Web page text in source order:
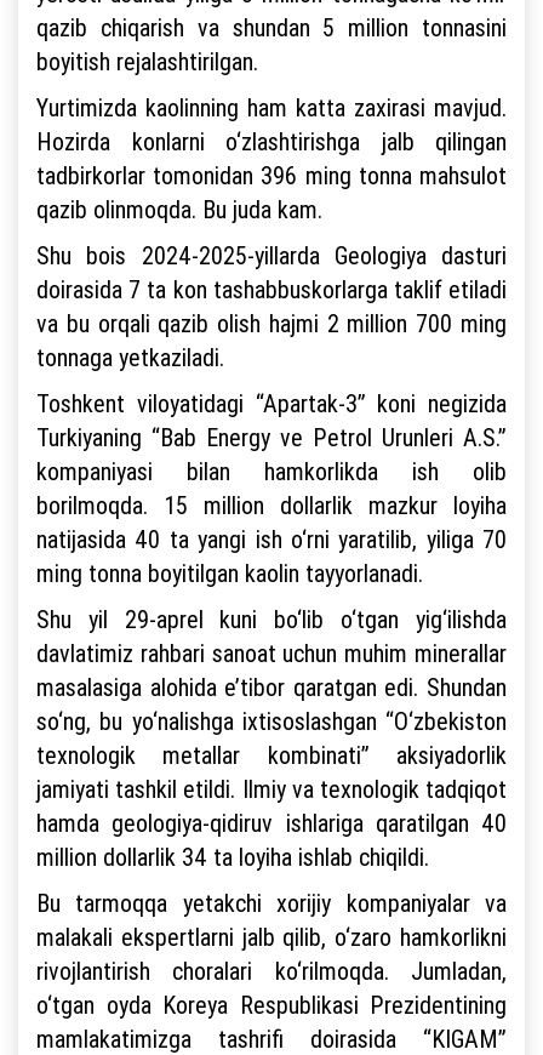
qazib chiqarish va shundan 5 million tonnasini
boyitish rejalashtirilgan.
Yurtimizda kaolinning ham katta zaxirasi mavjud.
Hozirda konlarni o‘zlashtirishga jalb qilingan
tadbirkorlar tomonidan 396 ming tonna mahsulot
qazib olinmoqda. Bu juda kam.
Shu bois 2024-2025-yillarda Geologiya dasturi
doirasida 7 ta kon tashabbuskorlarga taklif etiladi
va bu orqali qazib olish hajmi 2 million 700 ming
tonnaga yetkaziladi.
Toshkent viloyatidagi “Apartak-3” koni negizida
Turkiyaning “Bab Energy ve Petrol Urunleri A.S.”
kompaniyasi bilan hamkorlikda ish olib
borilmoqda. 15 million dollarlik mazkur loyiha
natijasida 40 ta yangi ish o‘rni yaratilib, yiliga 70
ming tonna boyitilgan kaolin tayyorlanadi.
Shu yil 29-aprel kuni bo‘lib o‘tgan yig‘ilishda
davlatimiz rahbari sanoat uchun muhim minerallar
masalasiga alohida e’tibor qaratgan edi. Shundan
so‘ng, bu yo‘nalishga ixtisoslashgan “O‘zbekiston
texnologik metallar kombinati” aksiyadorlik
jamiyati tashkil etildi. Ilmiy va texnologik tadqiqot
hamda geologiya-qidiruv ishlariga qaratilgan 40
million dollarlik 34 ta loyiha ishlab chiqildi.
Bu tarmoqqa yetakchi xorijiy kompaniyalar va
malakali ekspertlarni jalb qilib, o‘zaro hamkorlikni
rivojlantirish choralari ko‘rilmoqda. Jumladan,
o‘tgan oyda Koreya Respublikasi Prezidentining
mamlakatimizga tashrifi doirasida “KIGAM”